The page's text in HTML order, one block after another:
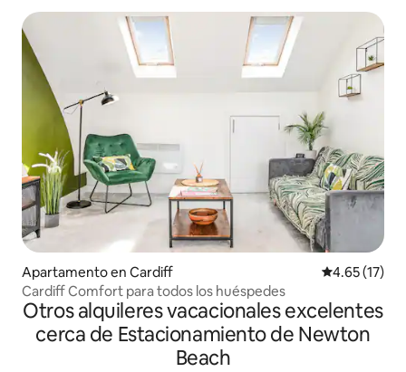
Apartamento en Cardiff Calificación
4.65 (17)
Cardiff Comfort para todos los huéspedes
Otros alquileres vacacionales excelentes
cerca de Estacionamiento de Newton
Beach